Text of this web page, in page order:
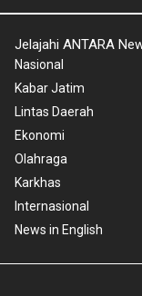
Jelajahi ANTARA
Nasional
Kabar Jatim
Lintas Daerah
Ekonomi
Olahraga
Karkhas
Internasional
News in English